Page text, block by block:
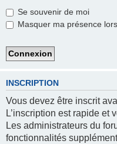
Se souvenir de moi
Masquer ma présence
INSCRIPTION
Vous devez être inscrit
L’inscription est rapide et
Les administrateurs du
fonctionnalités